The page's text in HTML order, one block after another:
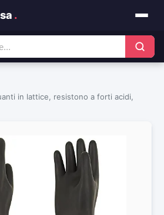
.
in lattice, resistono a forti acidi,